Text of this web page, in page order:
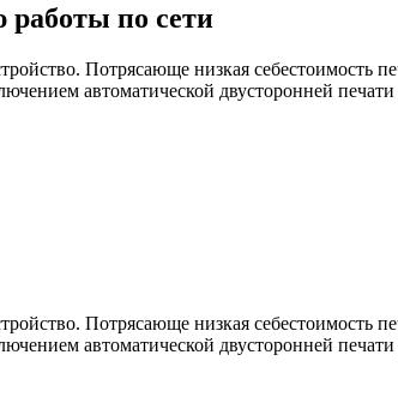
по сети
Потрясающе низкая себестоимость
автоматической двусторонней
Потрясающе низкая себестоимость
автоматической двусторонней